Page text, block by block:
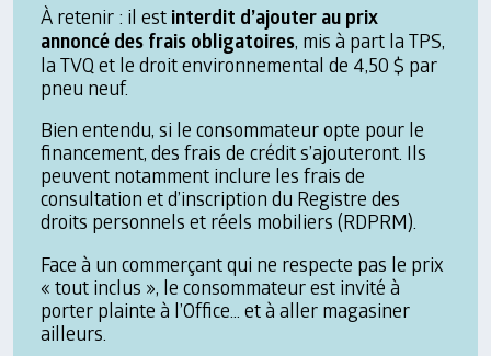
À retenir : il est interdit d’ajouter au prix
annoncé des frais obligatoires, mis à part la TPS,
la TVQ et le droit environnemental de 4,50 $ par
pneu neuf.
Bien entendu, si le consommateur opte pour le
financement, des frais de crédit s’ajouteront. Ils
peuvent notamment inclure les frais de
consultation et d’inscription du Registre des
droits personnels et réels mobiliers (RDPRM).
Face à un commerçant qui ne respecte pas le prix
« tout inclus », le consommateur est invité à
porter plainte à l’Office… et à aller magasiner
ailleurs.